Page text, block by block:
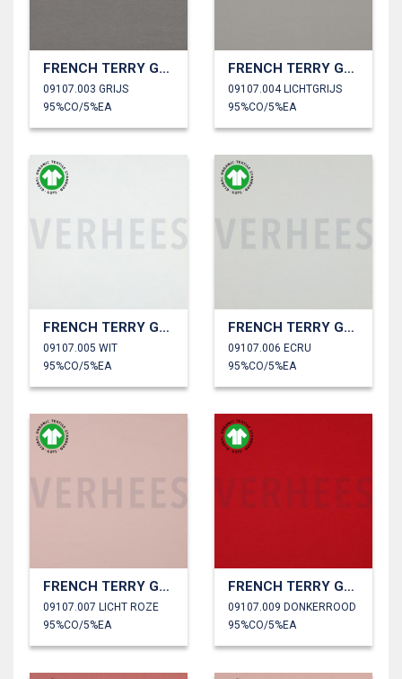
FRENCH TERRY GOTS
09107.003 GRIJS
95%CO/5%EA
FRENCH TERRY GOTS
09107.004 LICHTGRIJS
95%CO/5%EA
FRENCH TERRY GOTS
09107.005 WIT
95%CO/5%EA
FRENCH TERRY GOTS
09107.006 ECRU
95%CO/5%EA
FRENCH TERRY GOTS
09107.007 LICHT ROZE
95%CO/5%EA
FRENCH TERRY GOTS
09107.009 DONKERROOD
95%CO/5%EA